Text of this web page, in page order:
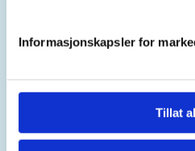
Informasjonskapsler for
Tillat
Værforbehold. Dato
Avgang fra Dunkarsundet kl
Badstu fra 18.30 til 20.00.